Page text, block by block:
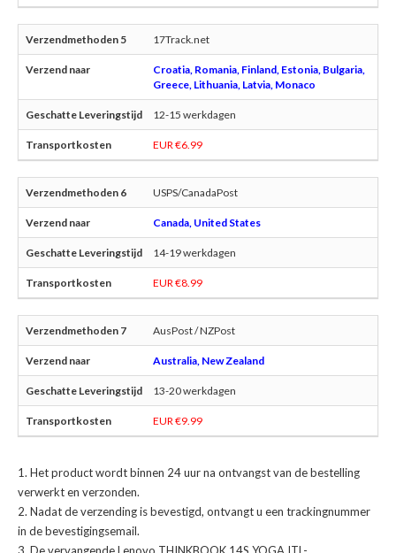
17Track.net
Croatia, Romania, Finland, Estonia, Bulgaria,
Greece, Lithuania, Latvia, Monaco
12-15 werkdagen
EUR €6.99
USPS/CanadaPost
Canada, United States
14-19 werkdagen
EUR €8.99
AusPost / NZPost
Australia, New Zealand
13-20 werkdagen
EUR €9.99
Het product wordt binnen 24 uur na ontvangst van de bestelling
verwerkt en verzonden.
Nadat de verzending is bevestigd, ontvangt u een trackingnummer
in de bevestigingsemail.